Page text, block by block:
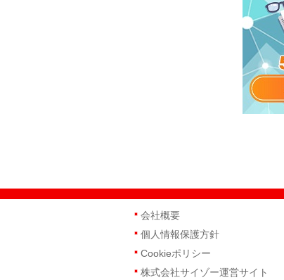
会社概要
個人情報保護方針
Cookieポリシー
株式会社サイゾー運営サイト